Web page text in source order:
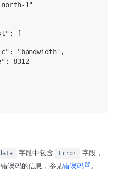
1"
[
"bandwidth",
8312
字段中包含 Error
字段，
误码的信息，参见错误码 。